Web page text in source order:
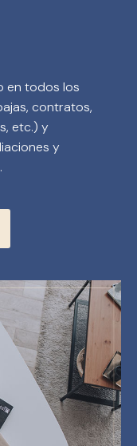
en todos los
contratos,
etc.) y
y